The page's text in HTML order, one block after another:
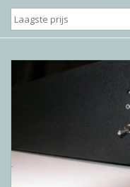
Powerstrips
Audio